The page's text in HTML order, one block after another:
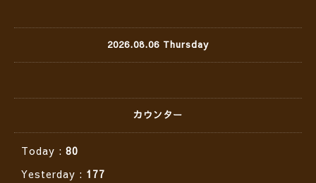
2026.08.06 Thursday
カウンター
Today : 80
Yesterday : 177